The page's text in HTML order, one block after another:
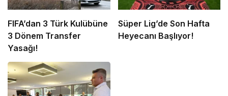
FIFA’dan 3 Türk Kulübüne
3 Dönem Transfer
Yasağı!
Süper Lig’de Son Hafta
Heyecanı Başlıyor!